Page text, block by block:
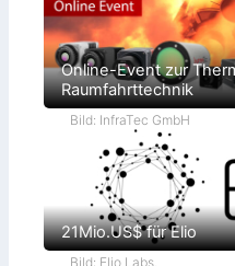
Online-Event zur
Raumfahrttechnik
Bild: InfraTec GmbH
21Mio.US$ für Elio
Bild: Elio Labs.